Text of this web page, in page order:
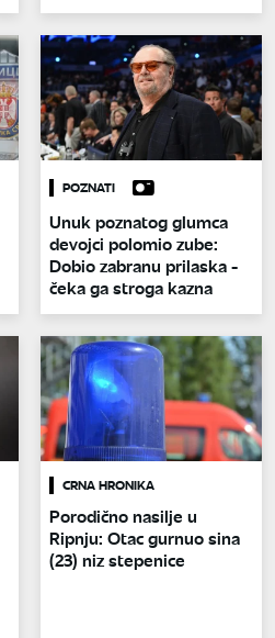
POZNATI
Unuk poznatog glumca
devojci polomio zube:
Dobio zabranu prilaska -
čeka ga stroga kazna
CRNA HRONIKA
Porodično nasilje u
Ripnju: Otac gurnuo sina
(23) niz stepenice